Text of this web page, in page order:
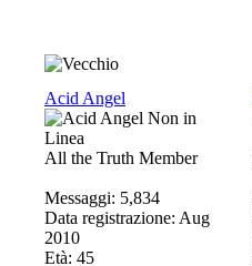
Acid Angel
All the Truth Member
Messaggi: 5,834
Data registrazione: Aug
2010
Età: 45